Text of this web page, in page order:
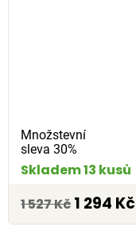
Množstevní
sleva 30%
Skladem 13 kusů
1 527 Kč 1 294 Kč